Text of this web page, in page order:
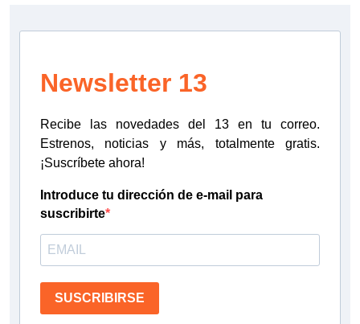
Newsletter 13
Recibe las novedades del 13 en tu correo.
Estrenos, noticias y más, totalmente gratis.
¡Suscríbete ahora!
Introduce tu dirección de e-mail para
suscribirte
SUSCRIBIRSE